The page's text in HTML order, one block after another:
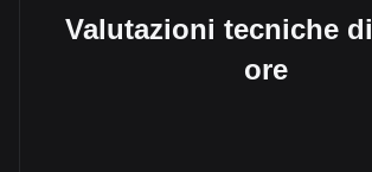
Valutazioni tecniche
ore